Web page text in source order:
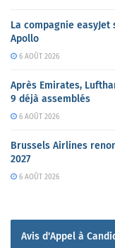
La compagnie
Apollo
6 AOÛT 2026
Après Emirates,
9 déjà assemblés
6 AOÛT 2026
Brussels Airlines
2027
6 AOÛT 2026
Avis d'Appel à